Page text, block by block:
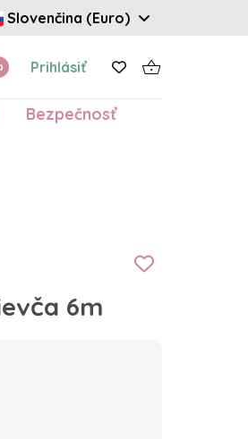
Slovenčina (Euro)
Prihlásiť
Bezpečnosť
6m